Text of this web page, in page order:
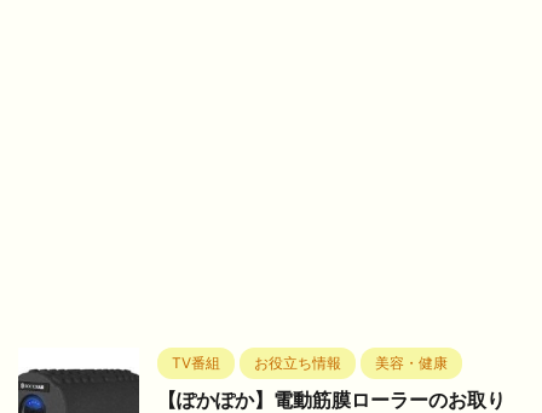
TV番組 お役立ち情報 美容・健康
【ぽかぽか】電動筋膜ローラーのお取り